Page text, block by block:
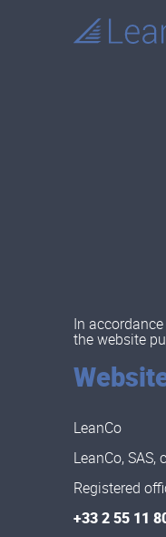
In
the website
LeanCo
LeanCo,
Registered
+33 2 55 11